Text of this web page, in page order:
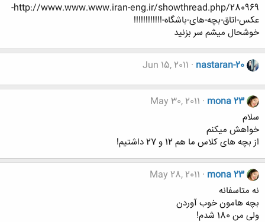
http://www.www.www.iran-eng.ir/showthread.php/280969-
عکس-اتاق-بچه-های-باشگاه-!!!!!!!!!!!!
خوشحال میشم سر بزنید
nastaran-20
Jun 15, 2011
mona 23
May 30, 2011
سلام
خواهش میکنم
از بچه های کلاس ما هم 12 و 27 داشتیم!
mona 23
May 28, 2011
نه متاسفانه
بچه هامون خوب آوردن
ولی من 180 شدم!